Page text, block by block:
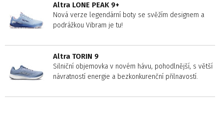
Altra LONE PEAK 9+
Nová verze legendární boty se svěžím designem a
podrážkou Vibram je tu!
Altra TORIN 9
Silniční objemovka v novém hávu, pohodlnější, s větší
návratností energie a bezkonkurenční přilnavostí.